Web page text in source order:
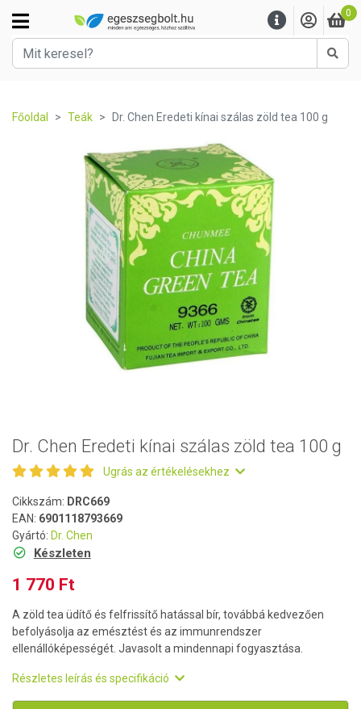
0
Főoldal Teák Dr. Chen Eredeti kínai szálas zöld tea 100 g
Dr. Chen Eredeti kínai szálas zöld tea 100 g
Ugrás az értékelésekhez
Cikkszám: DRC669
EAN: 6901118793669
Gyártó: Dr. Chen
Készleten
1 770 Ft
A zöld tea üdítő és felfrissítő hatással bír, továbbá kedvezően
befolyásolja az emésztést és az immunrendszer
ellenállóképességét. Javasolt a mindennapi fogyasztása.
Részletes leírás és specifikáció